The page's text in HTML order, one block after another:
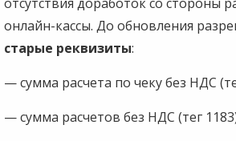
онлайн-кассы. До обновления
старые реквизиты:
— сумма расчета по чеку без НДС
— сумма расчетов без НДС (тег